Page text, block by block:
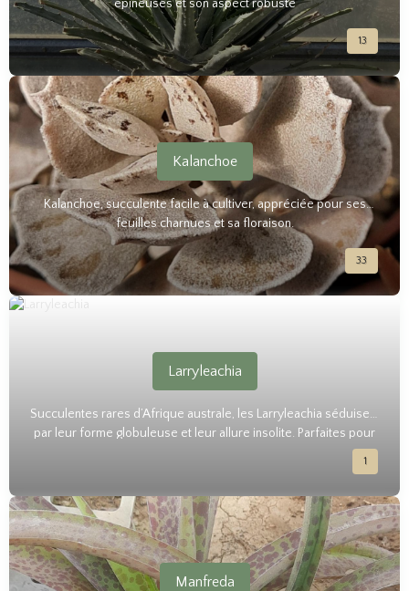
épineuses et son aspect robuste
13
Kalanchoe
Kalanchoe, succulente facile à cultiver, appréciée pour ses
feuilles charnues et sa floraison.
33
Larryleachia
Succulentes rares d’Afrique australe, les Larryleachia séduisent
par leur forme globuleuse et leur allure insolite. Parfaites pour
les collectionneurs, elles demandent un sol très drainant, peu
1
Manfreda